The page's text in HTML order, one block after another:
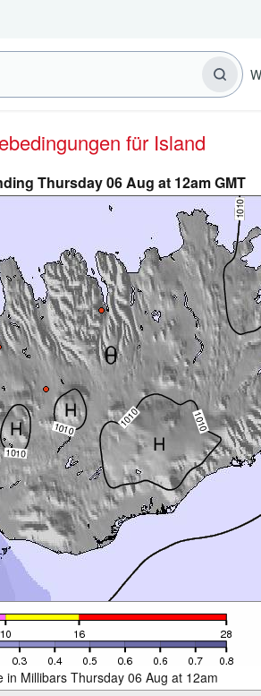
für Island
Thursday 06 Aug at 12am GMT
in Millibars Thursday 06 Aug at 12am